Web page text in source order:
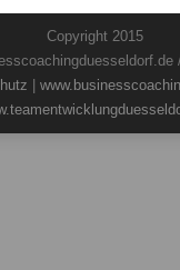
Copyright 2015